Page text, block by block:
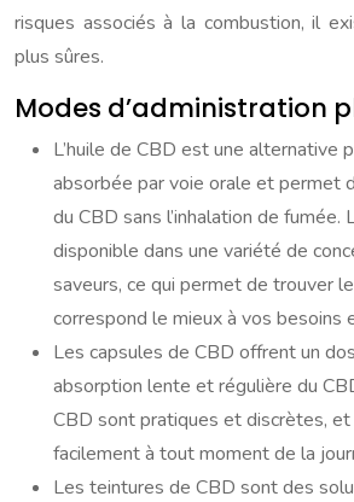
risques associés à la combustion, il
plus sûres.
Modes d’administration
L’huile de CBD est une alternative
absorbée par voie orale et permet
du CBD sans l’inhalation de fumée.
disponible dans une variété de
saveurs, ce qui permet de trouver
correspond le mieux à vos besoins
Les capsules de CBD offrent un
absorption lente et régulière du
CBD sont pratiques et discrètes,
facilement à tout moment de la
Les teintures de CBD sont des